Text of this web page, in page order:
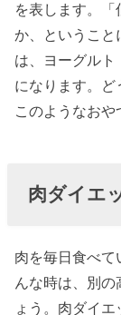
を表します。
か、ということ
は、ヨーグル
になります。ど
このようなおや
肉ダイエ
肉を毎日食べて
んな時は、別
ょう。肉ダイ